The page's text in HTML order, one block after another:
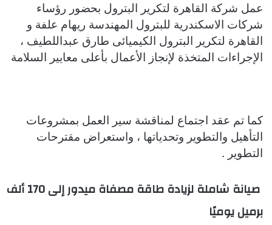
عمل شركة القاهرة لتكرير البترول بحضور رؤساء
شركات الاسكندرية للبترول المهندسة ريهام علفة و
القاهرة لتكرير البترول الكيميائى طارق عبداللطيف ،
الإجراءات المتخذة لإنجاز الأعمال بأعلى معايير السلامة
كما تم عقد اجتماع لمناقشة سير العمل بمشروعات
التأهيل والتطوير وتحدياتها ، واستعراض مقترحات
التطوير .
صيانة شاملة لزيادة طاقة مصفاة ميدور إلى 170 ألف
برميل يوميًا